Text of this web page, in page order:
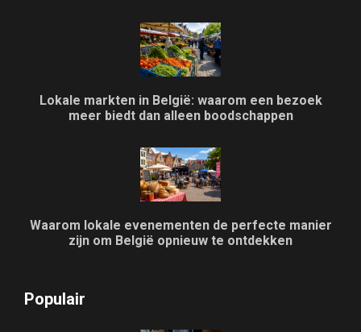
Lokale markten in België: waarom een bezoek
meer biedt dan alleen boodschappen
Waarom lokale evenementen de perfecte manier
zijn om België opnieuw te ontdekken
Populair